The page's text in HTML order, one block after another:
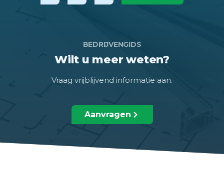
BEDRIJVENGIDS
Wilt u meer weten?
Vraag vrijblijvend informatie aan.
Aanvragen